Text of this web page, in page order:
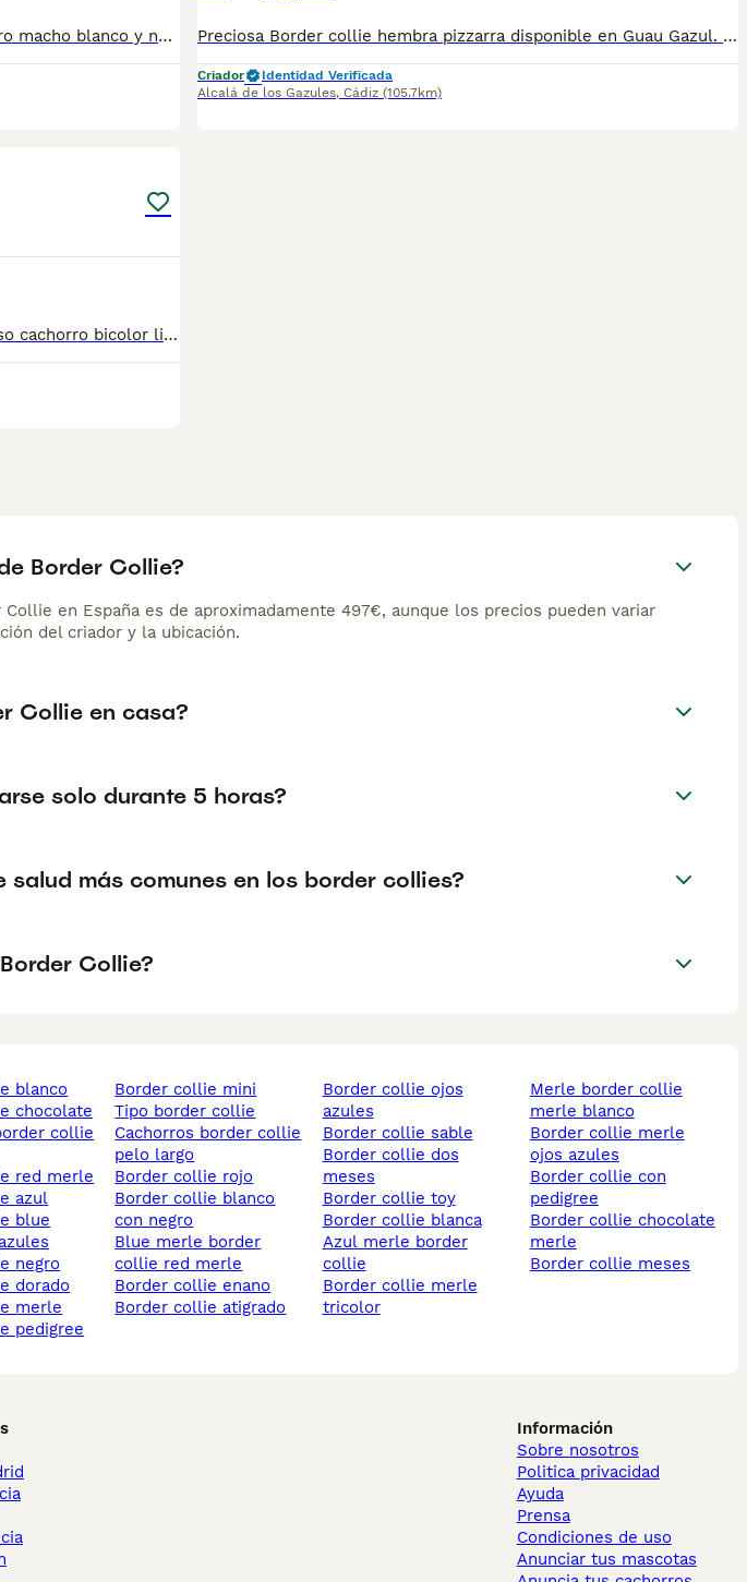
-Tlfno 625 49 75 31. - Juan Manuel. * Cachorro macho blanco y negro disponible. * Se entrega vacunado y desparasitado con la cartilla veterinaria. * Hacemos revisión veterinaria completa con test de Parvo y coronavirus para garantizar que están sanos. Preciosa Border collie hembra pizzarra disponible en Guau Gazul. Ubicada en Alcalá de los Gazules, Cádiz. También hacemos envíos. Para más información contacta con nosotros
Criador
Identidad Verificada
Alcalá de los Gazules, Cádiz (105.7km)
-Tlfno. 625 49 75 31. - Juan Manuel. * Precioso cachorro bicolor listo para entregar. * Criamos a nuestros cachorros en un ambiente familiar, por lo que tienen sociabilización con niños y con otros. * Llevan vacunas al día según edad y también la desparasitación. * Se entregan con la cartilla veterinaria sellada por el veterinario. .
Border Collie?
en España es de aproximadamente 497€, aunque los precios pueden variar
del criador y la ubicación.
Collie en casa?
solo durante 5 horas?
más comunes en los border collies?
Collie?
blanco
chocolate
red merle
azul
negro
dorado
merle
pedigree
border collie mini
tipo border collie
cachorros border collie
pelo largo
border collie rojo
border collie blanco
con negro
blue merle border
collie red merle
border collie enano
border collie atigrado
border collie ojos
azules
border collie sable
border collie dos
meses
border collie toy
border collie blanca
azul merle border
collie
border collie merle
tricolor
merle border collie
merle blanco
border collie merle
ojos azules
border collie con
pedigree
border collie chocolate
merle
border collie meses
Información
Sobre nosotros
Politica privacidad
Ayuda
Prensa
Condiciones de uso
Anunciar tus mascotas